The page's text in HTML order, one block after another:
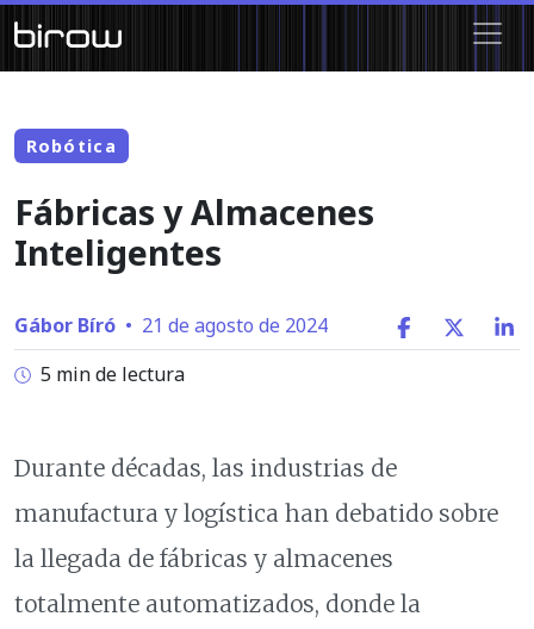
Robótica
Fábricas y Almacenes
Inteligentes
Gábor Bíró • 21 de agosto de 2024
5 min de lectura
Durante décadas, las industrias de
manufactura y logística han debatido sobre
la llegada de fábricas y almacenes
totalmente automatizados, donde la